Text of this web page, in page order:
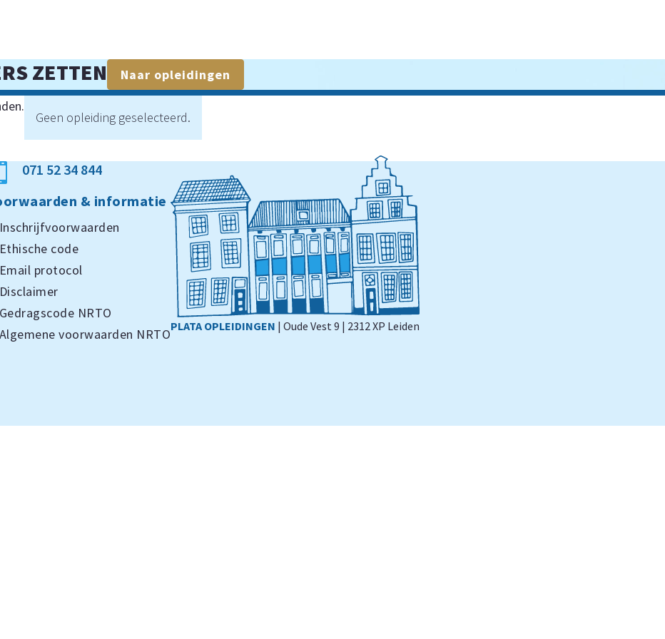
ZETTEN
Naar opleidingen
Geen opleiding geselecteerd.
071 52 34 844
& informatie
Inschrijfvoorwaarden
Ethische code
Email protocol
Disclaimer
Gedragscode NRTO
Algemene voorwaarden NRTO
PLATA OPLEIDINGEN | Oude Vest 9 | 2312 XP Leiden